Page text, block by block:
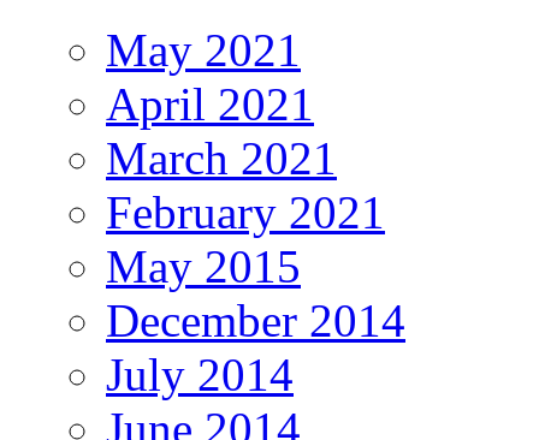
May 2021
April 2021
March 2021
February 2021
May 2015
December 2014
July 2014
June 2014